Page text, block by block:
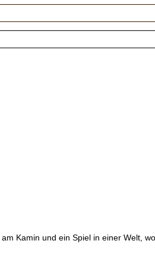
Kamin und ein Spiel in einer Welt,